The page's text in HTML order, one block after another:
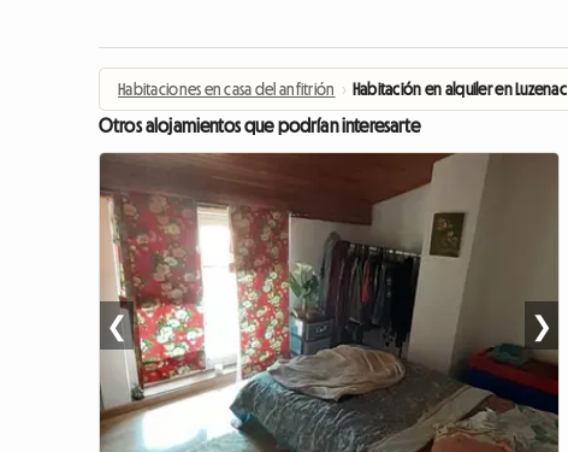
Habitaciones en casa del anfitrión › Habitación en alquiler en Luzenac
Otros alojamientos que podrían interesarte
❮ ❯